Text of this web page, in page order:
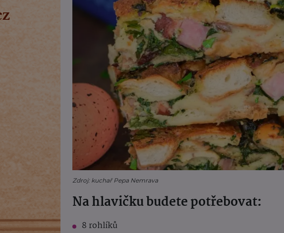
Zdroj: kuchař Pepa Nemrava
Na hlavičku budete potřebovat:
8 rohlíků